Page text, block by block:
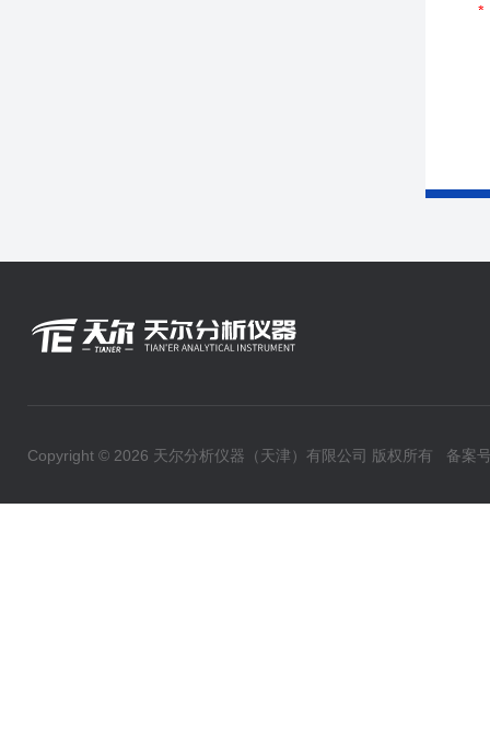
Copyright © 2026 天尔分析仪器（天津）有限公司 版权所有 备案